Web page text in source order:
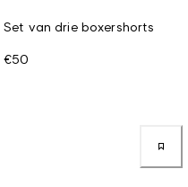
Set van drie boxershorts
€50